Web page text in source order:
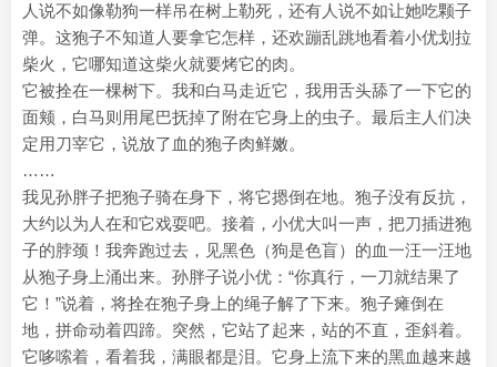
人说不如像勒狗一样吊在树上勒死，还有人说不如让她吃颗子
弹。这狍子不知道人要拿它怎样，还欢蹦乱跳地看着小优划拉
柴火，它哪知道这柴火就要烤它的肉。
它被拴在一棵树下。我和白马走近它，我用舌头舔了一下它的
面颊，白马则用尾巴抚掉了附在它身上的虫子。最后主人们决
定用刀宰它，说放了血的狍子肉鲜嫩。
……
我见孙胖子把狍子骑在身下，将它摁倒在地。狍子没有反抗，
大约以为人在和它戏耍吧。接着，小优大叫一声，把刀插进狍
子的脖颈！我奔跑过去，见黑色（狗是色盲）的血一汪一汪地
从狍子身上涌出来。孙胖子说小优：“你真行，一刀就结果了
它！”说着，将拴在狍子身上的绳子解了下来。狍子瘫倒在
地，拼命动着四蹄。突然，它站了起来，站的不直，歪斜着。
它哆嗦着，看着我，满眼都是泪。它身上流下来的黑血越来越